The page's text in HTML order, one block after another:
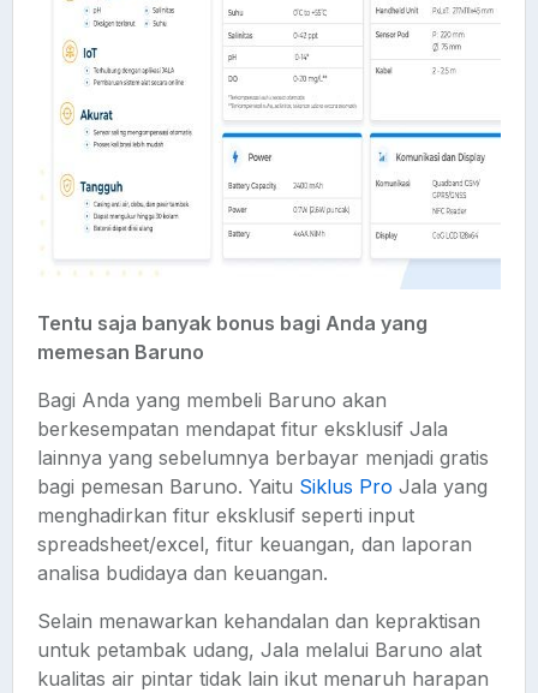
Tentu saja banyak bonus bagi Anda yang
memesan Baruno
Bagi Anda yang membeli Baruno akan
berkesempatan mendapat fitur eksklusif Jala
lainnya yang sebelumnya berbayar menjadi gratis
bagi pemesan Baruno. Yaitu Siklus Pro Jala yang
menghadirkan fitur eksklusif seperti input
spreadsheet/excel, fitur keuangan, dan laporan
analisa budidaya dan keuangan.
Selain menawarkan kehandalan dan kepraktisan
untuk petambak udang, Jala melalui Baruno alat
kualitas air pintar tidak lain ikut menaruh harapan